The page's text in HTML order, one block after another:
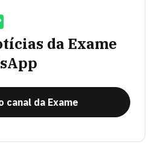
da Exame
canal da Exame